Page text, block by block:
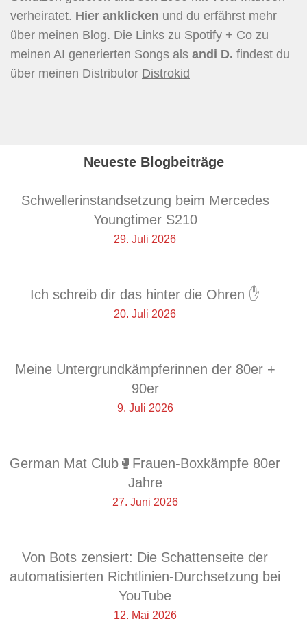
verheiratet. Hier anklicken und du erfährst mehr
über meinen Blog. Die Links zu Spotify + Co zu
meinen AI generierten Songs als andi D. findest du
über meinen Distributor Distrokid
Neueste Blogbeiträge
Schwellerinstandsetzung beim Mercedes
Youngtimer S210
29. Juli 2026
Ich schreib dir das hinter die Ohren ✋
20. Juli 2026
Meine Untergrundkämpferinnen der 80er +
90er
9. Juli 2026
German Mat Club🥊Frauen-Boxkämpfe 80er
Jahre
27. Juni 2026
Von Bots zensiert: Die Schattenseite der
automatisierten Richtlinien-Durchsetzung bei
YouTube
12. Mai 2026